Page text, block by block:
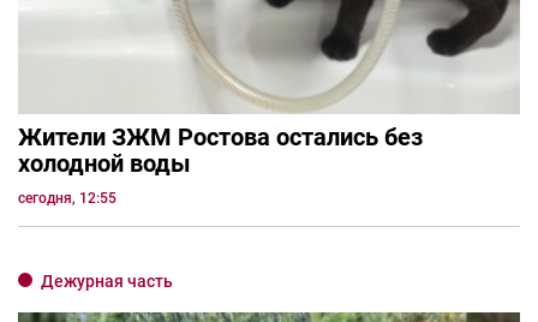
Жители ЗЖМ Ростова остались без
холодной воды
сегодня, 12:55
Дежурная часть